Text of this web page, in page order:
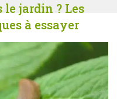
jardin ? Les
à essayer